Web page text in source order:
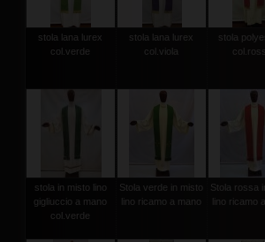
stola lana lurex
col.verde
stola lana lurex
col.viola
stola
stola in misto lino
gigliuccio a mano
col.verde
Stola verde in misto
lino ricamo a mano
Stola rossa
lino ricamo